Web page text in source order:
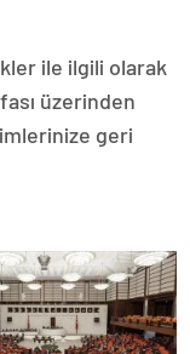
ile ilgili olarak
üzerinden
geri